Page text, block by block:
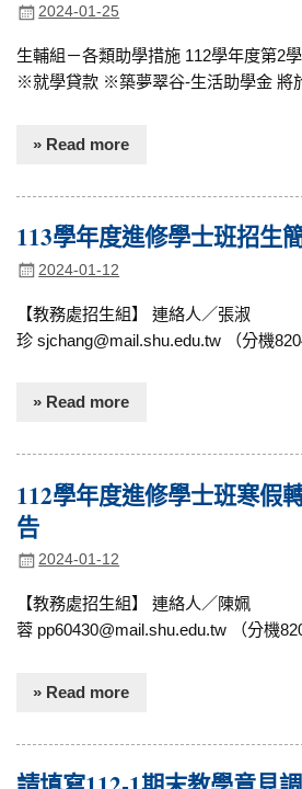
2024-01-25
生輔組－各類助學措施 112學年度第2
※就學貸款 ※築夢翠谷-生活助學金 將
» Read more
113學年度進修學士班招生
2024-01-12
【教務處招生組】 連絡人／張淑
珍 sjchang@mail.shu.edu.tw （分機
» Read more
112學年度進修學士班寒假
告
2024-01-12
【教務處招生組】 連絡人／陳姵
蓉 pp60430@mail.shu.edu.tw （分機
» Read more